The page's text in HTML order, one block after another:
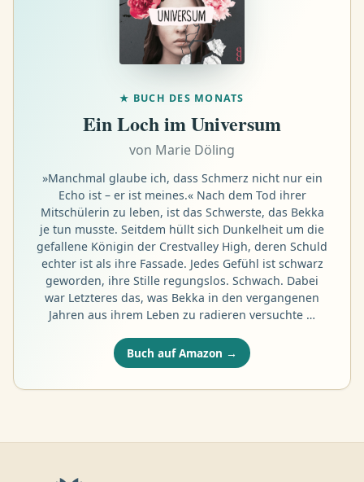
★ BUCH DES MONATS
Ein Loch im Universum
von Marie Döling
»Manchmal glaube ich, dass Schmerz nicht nur ein
Echo ist – er ist meines.« Nach dem Tod ihrer
Mitschülerin zu leben, ist das Schwerste, das Bekka
je tun musste. Seitdem hüllt sich Dunkelheit um die
gefallene Königin der Crestvalley High, deren Schuld
echter ist als ihre Fassade. Jedes Gefühl ist schwarz
geworden, ihre Stille regungslos. Schwach. Dabei
war Letzteres das, was Bekka in den vergangenen
Jahren aus ihrem Leben zu radieren versuchte …
Buch auf Amazon →